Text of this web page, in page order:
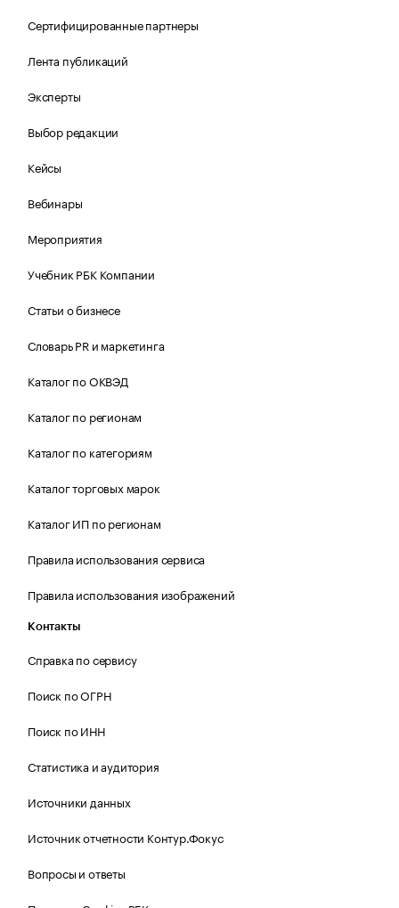
Сертифицированные партнеры
Лента публикаций
Эксперты
Выбор редакции
Кейсы
Вебинары
Мероприятия
Учебник РБК Компании
Статьи о бизнесе
Словарь PR и маркетинга
Каталог по ОКВЭД
Каталог по регионам
Каталог по категориям
Каталог торговых марок
Каталог ИП по регионам
Правила использования сервиса
Правила использования изображений
Контакты
Справка по сервису
Поиск по ОГРН
Поиск по ИНН
Статистика и аудитория
Источники данных
Источник отчетности Контур.Фокус
Вопросы и ответы